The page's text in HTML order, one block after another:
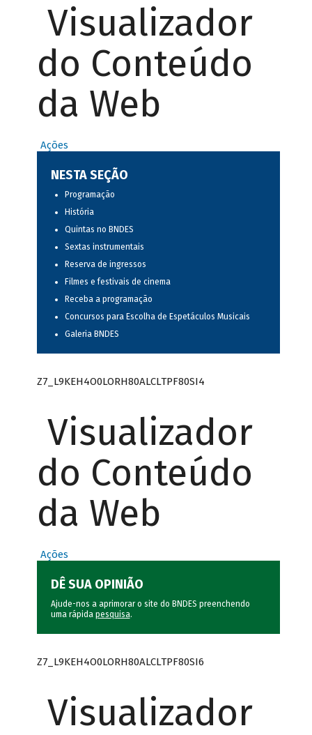
Visualizador
do Conteúdo
da Web
Ações
NESTA SEÇÃO
Programação
História
Quintas no BNDES
Sextas instrumentais
Reserva de ingressos
Filmes e festivais de cinema
Receba a programação
Concursos para Escolha de Espetáculos Musicais
Galeria BNDES
Z7_L9KEH4O0LORH80ALCLTPF80SI4
Visualizador
do Conteúdo
da Web
Ações
DÊ SUA OPINIÃO
Ajude-nos a aprimorar o site do BNDES preenchendo
uma rápida pesquisa.
Z7_L9KEH4O0LORH80ALCLTPF80SI6
Visualizador